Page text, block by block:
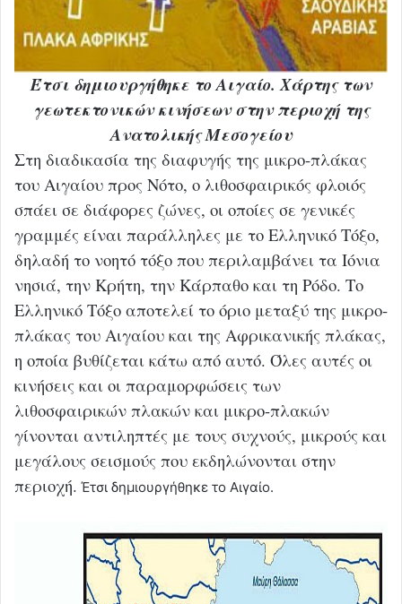
Έτσι δημιουργήθηκε το Αιγαίο. Χάρτης των
γεωτεκτονικών κινήσεων στην περιοχή της
Ανατολικής Μεσογείου
Στη διαδικασία της διαφυγής της μικρο-πλάκας
του Αιγαίου προς Νότο, ο λιθοσφαιρικός φλοιός
σπάει σε διάφορες ζώνες, οι οποίες σε γενικές
γραμμές είναι παράλληλες με το Ελληνικό Τόξο,
δηλαδή το νοητό τόξο που περιλαμβάνει τα Ιόνια
νησιά, την Κρήτη, την Κάρπαθο και τη Ρόδο. Το
Ελληνικό Τόξο αποτελεί το όριο μεταξύ της μικρο-
πλάκας του Αιγαίου και της Αφρικανικής πλάκας,
η οποία βυθίζεται κάτω από αυτό. Όλες αυτές οι
κινήσεις και οι παραμορφώσεις των
λιθοσφαιρικών πλακών και μικρο-πλακών
γίνονται αντιληπτές με τους συχνούς, μικρούς και
μεγάλους σεισμούς που εκδηλώνονται στην
περιοχή. Έτσι δημιουργήθηκε το Αιγαίο.